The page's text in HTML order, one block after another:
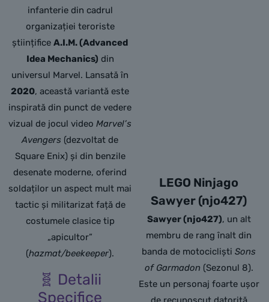
infanterie din cadrul
organizației teroriste
științificeA.I.M. (Advanced
Idea Mechanics) din
universul Marvel. Lansată în
2020, această variantă este
inspirată din punct de vedere
vizual de jocul videoMarvel’s
Avengers (dezvoltat de
Square Enix) și din benzile
desenate moderne, oferind
soldaților un aspect mult mai
tactic și militarizat față de
costumele clasice tip
„apicultor”
(hazmat/beekeeper).
🧬 Detalii
Specifice
LEGO Ninjago
Sawyer (njo427)
Sawyer (njo427), un alt
membru de rang înalt din
banda de motocicliștiSons
of Garmadon (Sezonul 8).
Este un personaj foarte ușor